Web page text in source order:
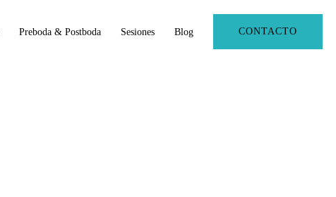
Preboda & Postboda Sesiones Blog CONTACTO